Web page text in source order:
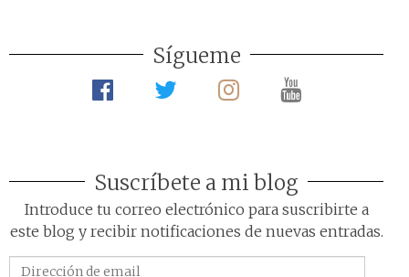
Sígueme
Suscríbete a mi blog
Introduce tu correo electrónico para suscribirte a
este blog y recibir notificaciones de nuevas entradas.